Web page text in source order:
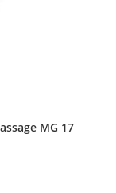
MG 17